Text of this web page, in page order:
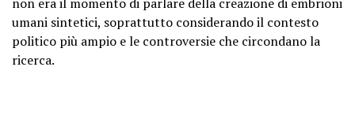
umani sintetici, soprattutto considerando il contesto
politico più ampio e le controversie che circondano la
ricerca.